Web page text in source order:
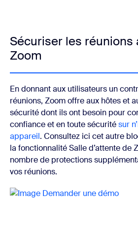
Sécuriser les réunions
Zoom
En donnant aux utilisateurs un
réunions, Zoom offre aux hôtes et
sécurité dont ils ont besoin pour
confiance et en toute sécuritésur
appareil. Consultez ici cet autre
la fonctionnalité Salle d’attente de
nombre de protections
vos réunions.